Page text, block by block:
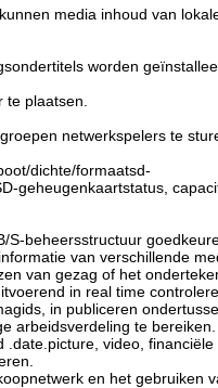
media inhoud van
worden
plaatsen.
netwerkspelers te
dichte/formaatsd-
geheugenkaartstatus,
S-beheersstructuur
van verschillende
van gezag of het
in real time
in publiceren
arbeidsverdeling te bereiken.
video, financiële
en het gebruiken